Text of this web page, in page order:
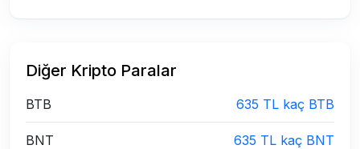
Diğer Kripto Paralar
BTB 635 TL kaç BTB
BNT 635 TL kaç BNT